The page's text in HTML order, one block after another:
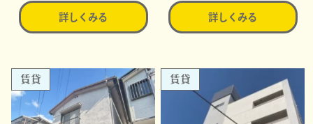
詳しくみる 詳しくみる
賃貸 賃貸